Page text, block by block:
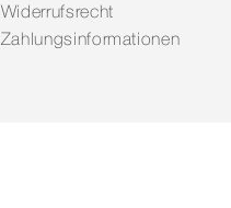
Widerrufsrecht
Zahlungsinformationen